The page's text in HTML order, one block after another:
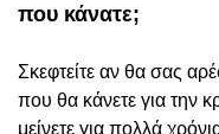
που κάνατε;
Σκεφτείτε αν θα σας
που θα κάνετε για την
μείνετε για πολλά